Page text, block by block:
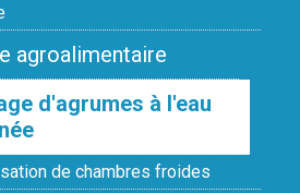
agroalimentaire
d'agrumes à l'eau
de chambres froides